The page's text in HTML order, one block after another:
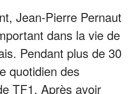
Jean-Pierre Pernaut
dans la vie de
Pendant plus de 30
quotidien des
TF1. Après avoir